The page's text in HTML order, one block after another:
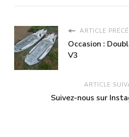
ARTICLE
Occasion :
V3
ARTICLE
Suivez-nous sur